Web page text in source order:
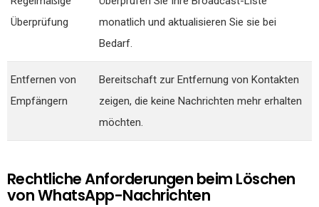
Überprüfung
monatlich und aktualisieren Sie sie bei
Bedarf.
Entfernen von
Empfängern
Bereitschaft zur Entfernung von Kontakten
zeigen, die keine Nachrichten mehr erhalten
möchten.
Rechtliche Anforderungen beim Löschen
von WhatsApp-Nachrichten